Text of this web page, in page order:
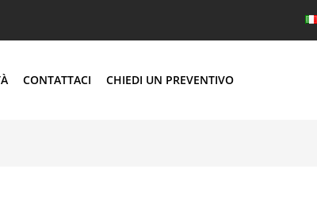
CONTATTACI CHIEDI UN PREVENTIVO